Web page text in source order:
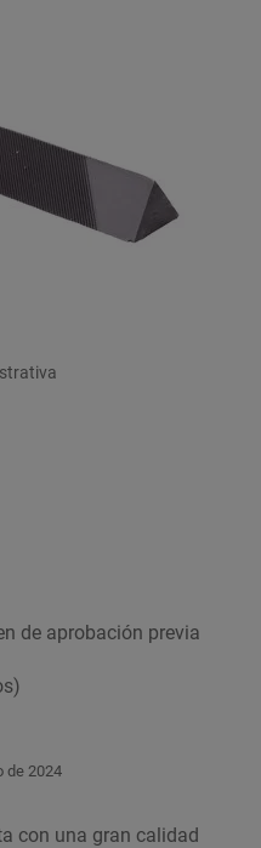
de aprobación previa
de 2024
con una gran calidad